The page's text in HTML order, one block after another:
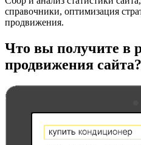
справочники, оптимизация
продвижения.
Что вы получите в
продвижения сайта?